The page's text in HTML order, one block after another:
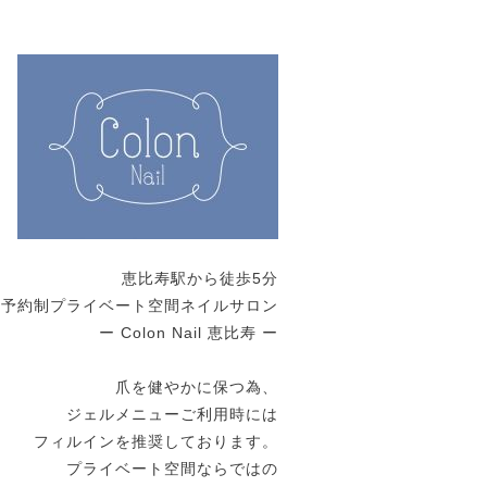
恵比寿駅から徒歩5分
約制プライベート空間ネイルサロン
ー Colon Nail 恵比寿 ー
爪を健やかに保つ為、
ジェルメニューご利用時には
フィルインを推奨しております。
プライベート空間ならではの